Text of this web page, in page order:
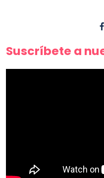
Suscríbete a